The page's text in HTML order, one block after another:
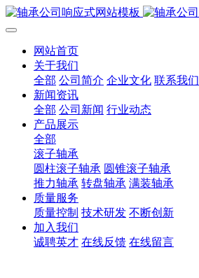
网站首页
关于我们
全部 公司简介 企业文化 联系我们
新闻资讯
全部 公司新闻 行业动态
产品展示
全部
滚子轴承
圆柱滚子轴承 圆锥滚子轴承
推力轴承 转盘轴承 满装轴承
质量服务
质量控制 技术研发 不断创新
加入我们
诚聘英才 在线反馈 在线留言